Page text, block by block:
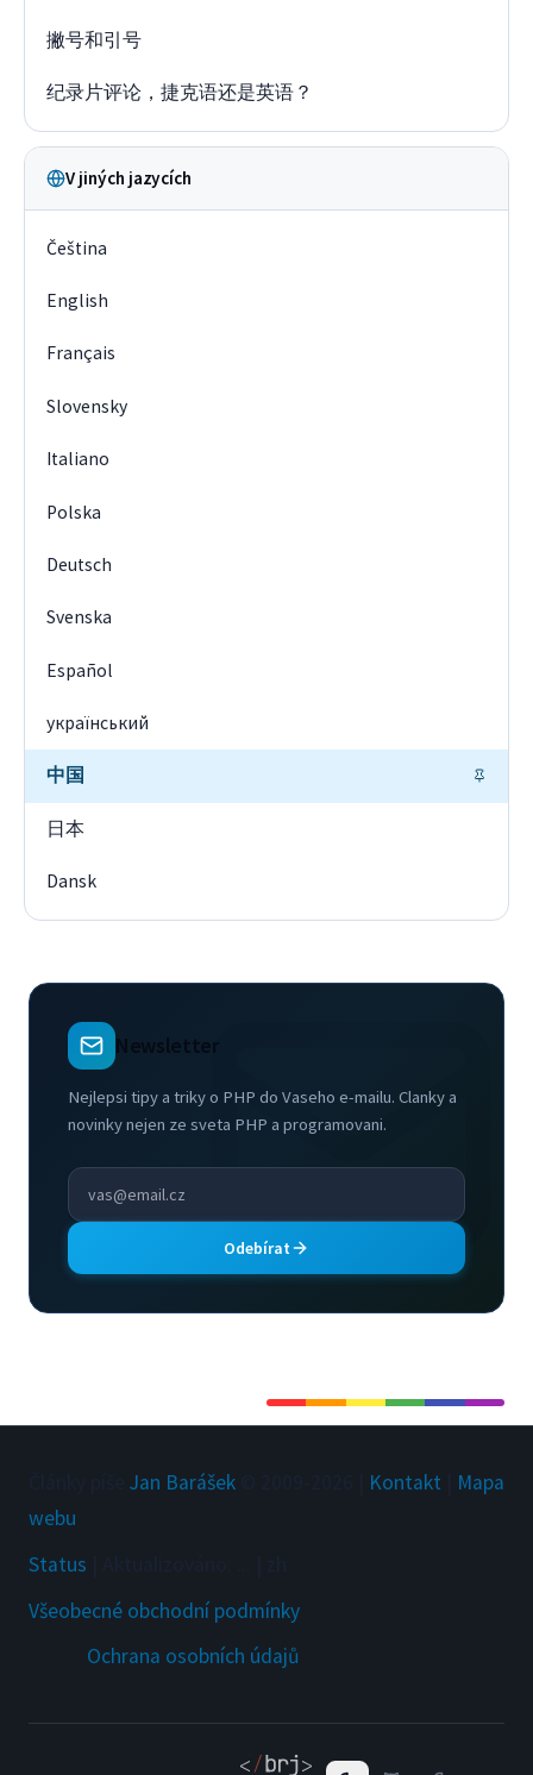
撇号和引号
纪录片评论，捷克语还是英语？
V jiných jazycích
Čeština
English
Français
Slovensky
Italiano
Polska
Deutsch
Svenska
Español
український
中国
日本
Dansk
Newsletter
Nejlepsi tipy a triky o PHP do Vaseho e-mailu. Clanky a
novinky nejen ze sveta PHP a programovani.
Odebírat
Jan Barášek Kontakt
Mapa
webu
Status
Všeobecné obchodní podmínky
Ochrana osobních údajů